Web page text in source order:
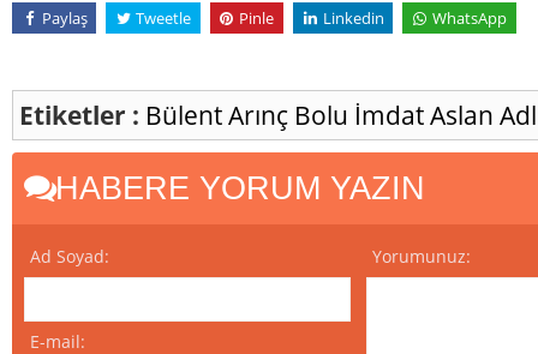
Paylaş Tweetle Pinle Linkedin WhatsApp
Etiketler : Bülent Arınç Bolu İmdat Aslan
HABERE YORUM YAZIN
Ad Soyad:
E-mail:
Yorumunuz: